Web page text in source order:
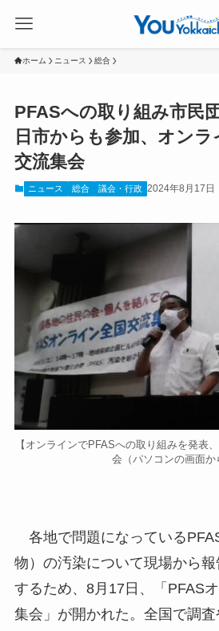
ホーム ニュース 総合
PFASへの取り組み市民
日市からも参加、オン
交流集会
ニュース 総合 議会・行政 2024年8月17日
【オンラインでPFASへの取り組みを発表
会（パソコンの画面か
各地で問題になっている
物）の汚染について現場から
するため、8月17日、「PFAS
集会」が開かれた。全国で調